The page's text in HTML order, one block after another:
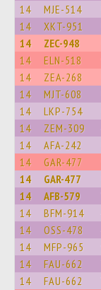
14 MJE-514
14 XKT-951
14 ZEC-948
14 ELN-518
14 ZEA-268
14 MJT-608
14 LKP-754
14 ZEM-309
14 AFA-242
14 GAR-477
14 GAR-477
14 AFB-579
14 BFM-914
14 OSS-478
14 MFP-965
14 FAU-662
14 FAU-662